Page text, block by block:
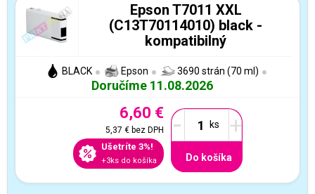
Epson T7011 XXL
(C13T70114010) black -
kompatibilný
BLACK Epson 3690 strán (70 ml)
Doručíme 11.08.2026
6,60 €
5,37 €bez DPH
Ušetríte 3%!
+3ks do košíka
- +
Do košíka